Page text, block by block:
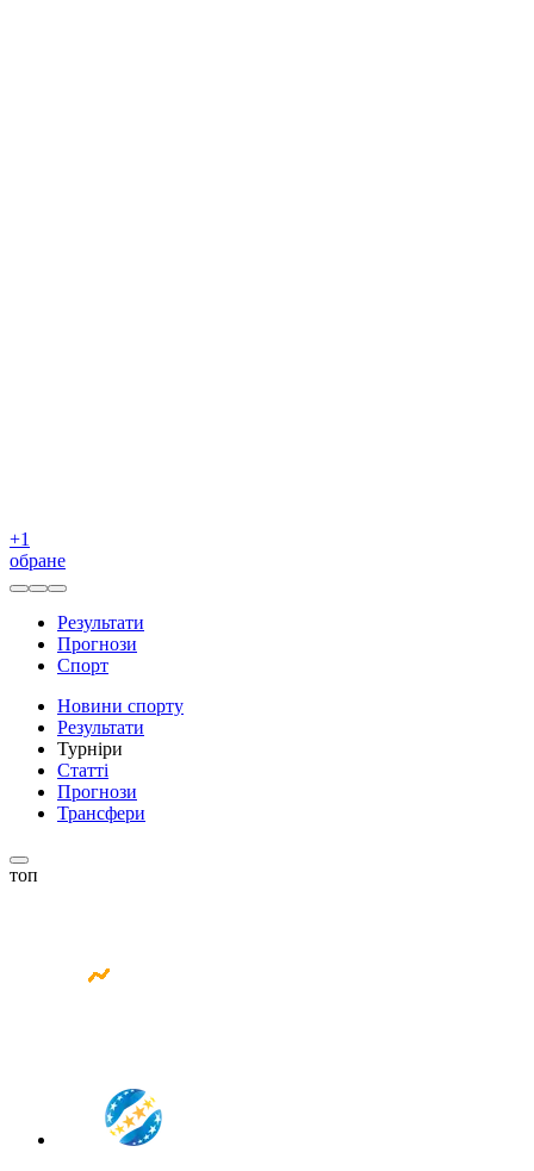
+1
обране
Результати
Прогнози
Спорт
Новини спорту
Результати
Турніри
Статті
Прогнози
Трансфери
топ